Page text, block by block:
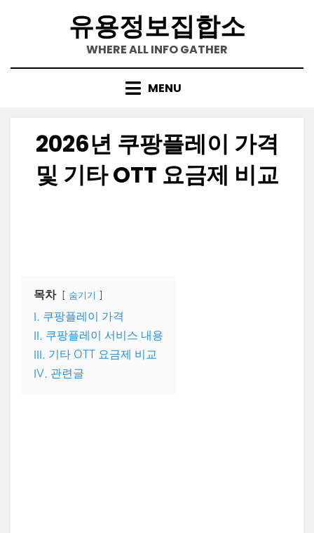
유용정보집합소
WHERE ALL INFO GATHER
MENU
2026년 쿠팡플레이 가격
및 기타 OTT 요금제 비교
목차 숨기기
I. 쿠팡플레이 가격
II. 쿠팡플레이 서비스 내용
III. 기타 OTT 요금제 비교
IV. 관련글